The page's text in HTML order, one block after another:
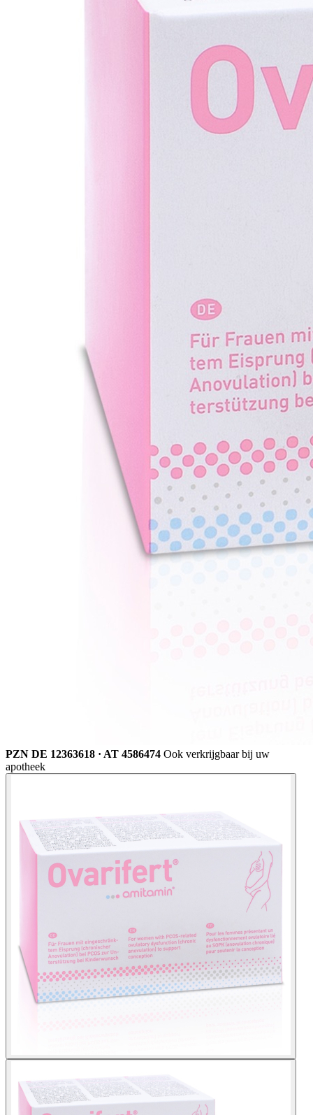
PZN DE 12363618 · AT 4586474 Ook verkrijgbaar bij uw
apotheek